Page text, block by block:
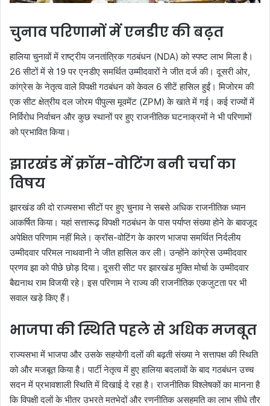
चुनाव परिणामों में एनडीए की बढ़त
हालिया चुनावों में राष्ट्रीय जनतांत्रिक गठबंधन (NDA) को स्पष्ट लाभ मिला है।
26 सीटों में से 19 पर एनडीए समर्थित उम्मीदवारों ने जीत दर्ज की। दूसरी ओर,
कांग्रेस के नेतृत्व वाले विपक्षी गठबंधन को केवल 6 सीटें हासिल हुईं। मिजोरम की
एक सीट क्षेत्रीय दल जोरम पीपुल्स मूवमेंट (ZPM) के खाते में गई। कई राज्यों में
निर्विरोध निर्वाचन और कुछ स्थानों पर हुए राजनीतिक घटनाक्रमों ने भी परिणामों
को प्रभावित किया।
झारखंड में क्रॉस-वोटिंग बनी चर्चा का
विषय
झारखंड की दो राज्यसभा सीटों पर हुए चुनाव ने सबसे अधिक राजनीतिक ध्यान
आकर्षित किया। यहां सत्तारूढ़ विपक्षी गठबंधन के पास पर्याप्त संख्या होने के बावजूद
अपेक्षित परिणाम नहीं मिले। क्रॉस-वोटिंग के कारण भाजपा समर्थित निर्दलीय
उम्मीदवार परिमल नाथवानी ने जीत हासिल कर ली। उन्होंने कांग्रेस उम्मीदवार
प्रणव झा को पीछे छोड़ दिया। दूसरी सीट पर झारखंड मुक्ति मोर्चा के उम्मीदवार
बैद्यनाथ राम विजयी रहे। इस परिणाम ने राज्य की राजनीतिक एकजुटता पर भी
सवाल खड़े किए हैं।
भाजपा की स्थिति पहले से अधिक मजबूत
राज्यसभा में भाजपा और उसके सहयोगी दलों की बढ़ती संख्या ने सत्तापक्ष की स्थिति
को और मजबूत किया है। पार्टी नेतृत्व में हुए हालिया बदलावों के बाद गठबंधन उच्च
सदन में प्रभावशाली स्थिति में दिखाई दे रहा है। राजनीतिक विश्लेषकों का मानना है
कि विपक्षी दलों के भीतर उभरते मतभेदों और रणनीतिक असहमति का लाभ सीधे तौर